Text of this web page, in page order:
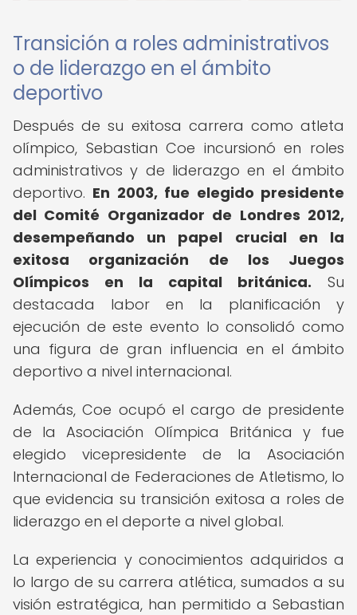
Transición a roles administrativos
o de liderazgo en el ámbito
deportivo
Después de su exitosa carrera como atleta
olímpico, Sebastian Coe incursionó en roles
administrativos y de liderazgo en el ámbito
deportivo. En 2003, fue elegido presidente
del Comité Organizador de Londres 2012,
desempeñando un papel crucial en la
exitosa organización de los Juegos
Olímpicos en la capital británica. Su
destacada labor en la planificación y
ejecución de este evento lo consolidó como
una figura de gran influencia en el ámbito
deportivo a nivel internacional.
Además, Coe ocupó el cargo de presidente
de la Asociación Olímpica Británica y fue
elegido vicepresidente de la Asociación
Internacional de Federaciones de Atletismo, lo
que evidencia su transición exitosa a roles de
liderazgo en el deporte a nivel global.
La experiencia y conocimientos adquiridos a
lo largo de su carrera atlética, sumados a su
visión estratégica, han permitido a Sebastian